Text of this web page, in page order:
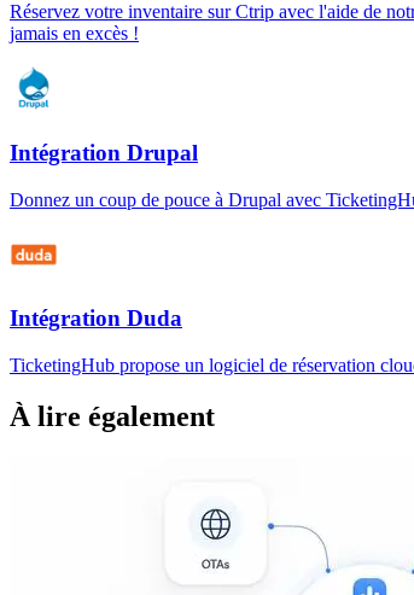
Réservez votre inventaire sur Ctrip avec l'aide de
jamais en excès !
Intégration Drupal
Donnez un coup de pouce à Drupal avec
Intégration Duda
TicketingHub propose un logiciel de réservation
À lire également